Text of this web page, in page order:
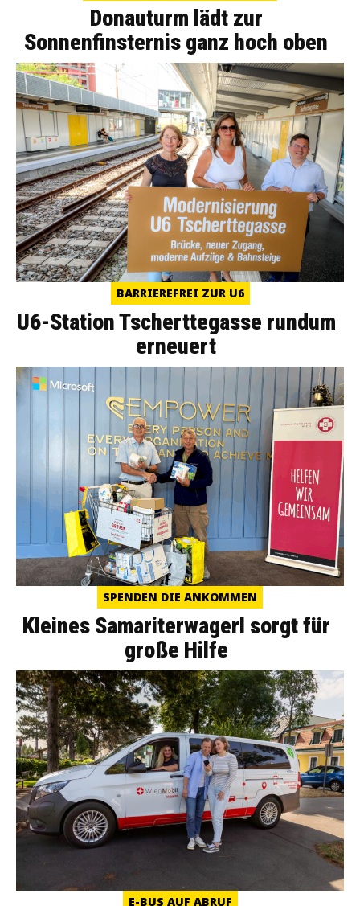
Donauturm lädt zur
Sonnenfinsternis ganz hoch oben
BARRIEREFREI ZUR U6
U6-Station Tscherttegasse rundum
erneuert
SPENDEN DIE ANKOMMEN
Kleines Samariterwagerl sorgt für
große Hilfe
E-BUS AUF ABRUF